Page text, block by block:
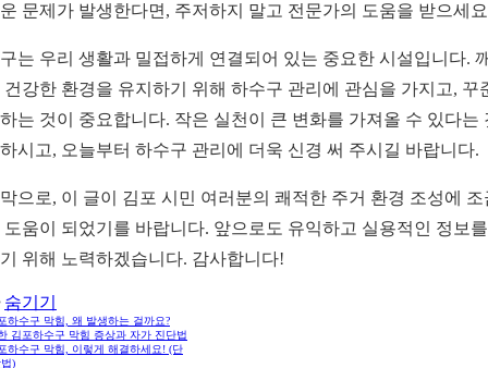
문제가 발생한다면, 주저하지 말고 전문가의 도움을 받으세
는 우리 생활과 밀접하게 연결되어 있는 중요한 시설입니다.
건강한 환경을 유지하기 위해 하수구 관리에 관심을 가지고, 꾸
는 것이 중요합니다. 작은 실천이 큰 변화를 가져올 수 있다는
시고, 오늘부터 하수구 관리에 더욱 신경 써 주시길 바랍니다.
으로, 이 글이 김포 시민 여러분의 쾌적한 주거 환경 조성에 조
도움이 되었기를 바랍니다. 앞으로도 유익하고 실용적인 정보
위해 노력하겠습니다. 감사합니다!
숨기기
하수구 막힘, 왜 발생하는 걸까요?
김포하수구 막힘 증상과 자가 진단법
하수구 막힘, 이렇게 해결하세요! (단
)